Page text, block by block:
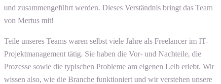
und zusammengeführt werden. Dieses Verständnis bringt das Team
von Mertus mit!
Teile unseres Teams waren selbst viele Jahre als Freelancer im IT-
Projektmanagement tätig. Sie haben die Vor- und Nachteile, die
Prozesse sowie die typischen Probleme am eigenen Leib erlebt. Wir
wissen also, wie die Branche funktioniert und wir verstehen unsere